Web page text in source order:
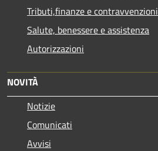
Tributi,finanze e contravvenzioni
Salute, benessere e assistenza
Autorizzazioni
NOVITÀ
Notizie
Comunicati
Avvisi